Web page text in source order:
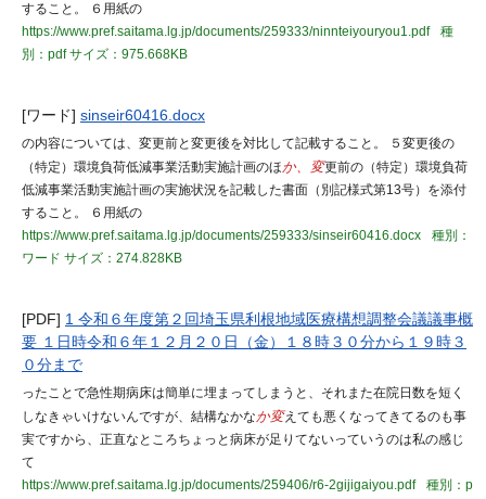
すること。 ６用紙の
https://www.pref.saitama.lg.jp/documents/259333/ninnteiyouryou1.pdf
種
別：pdfサイズ：975.668KB
[ワード] sinseir60416.docx
の内容については、変更前と変更後を対比して記載すること。 ５変更後の
（特定）環境負荷低減事業活動実施計画のほか、変更前の（特定）環境負荷
低減事業活動実施計画の実施状況を記載した書面（別記様式第13号）を添付
すること。 ６用紙の
https://www.pref.saitama.lg.jp/documents/259333/sinseir60416.docx
種別：
ワード サイズ：274.828KB
[PDF] 1 令和６年度第２回埼玉県利根地域医療構想調整会議議事概
要 １日時令和６年１２月２０日（金）１８時３０分から１９時３
０分まで
ったことで急性期病床は簡単に埋まってしまうと、それまた在院日数を短く
しなきゃいけないんですが、結構なかなか変えても悪くなってきてるのも事
実ですから、正直なところちょっと病床が足りてないっていうのは私の感じ
て
https://www.pref.saitama.lg.jp/documents/259406/r6-2gijigaiyou.pdf
種別：p